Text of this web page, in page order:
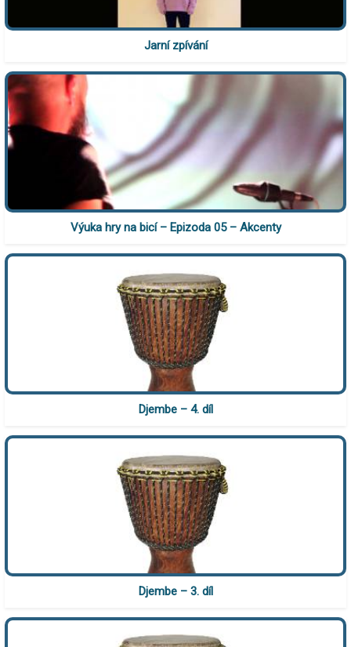
Jarní zpívání
Výuka hry na bicí – Epizoda 05 – Akcenty
Djembe – 4. díl
Djembe – 3. díl